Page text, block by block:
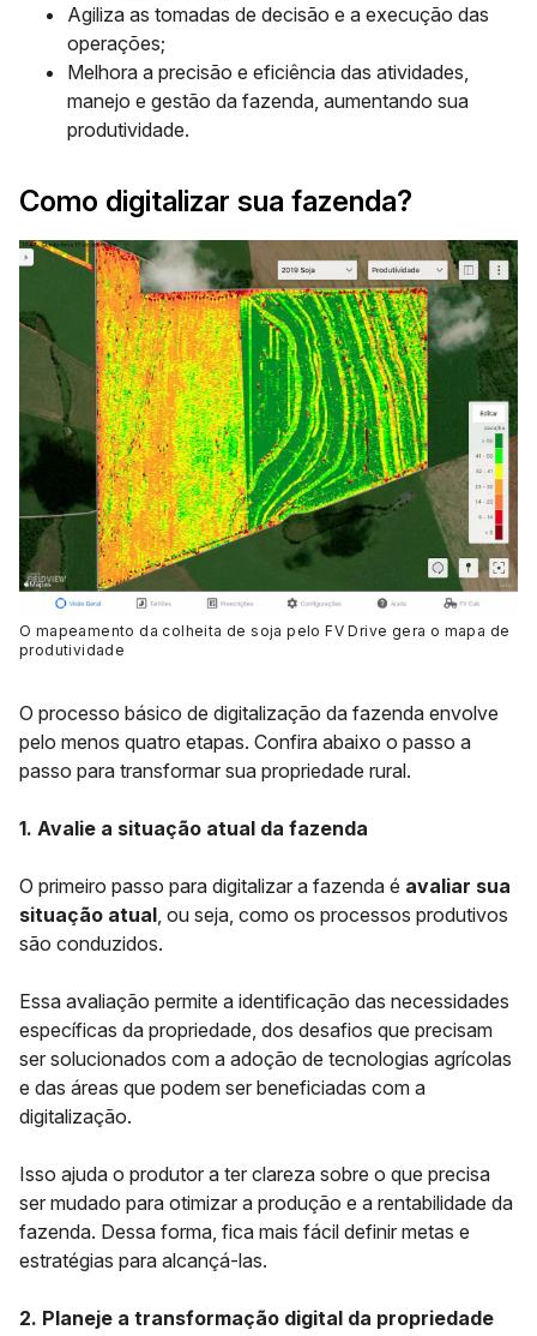
Agiliza as tomadas de decisão e a execução das
operações;
Melhora a precisão e eficiência das atividades,
manejo e gestão da fazenda, aumentando sua
produtividade.
Como digitalizar sua fazenda?
O mapeamento da colheita de soja pelo FV Drive gera o mapa de
produtividade
O processo básico de digitalização da fazenda envolve
pelo menos quatro etapas. Confira abaixo o passo a
passo para transformar sua propriedade rural.
1. Avalie a situação atual da fazenda
O primeiro passo para digitalizar a fazenda é avaliar sua
situação atual, ou seja, como os processos produtivos
são conduzidos.
Essa avaliação permite a identificação das necessidades
específicas da propriedade, dos desafios que precisam
ser solucionados com a adoção de tecnologias agrícolas
e das áreas que podem ser beneficiadas com a
digitalização.
Isso ajuda o produtor a ter clareza sobre o que precisa
ser mudado para otimizar a produção e a rentabilidade da
fazenda. Dessa forma, fica mais fácil definir metas e
estratégias para alcançá-las.
2. Planeje a transformação digital da propriedade